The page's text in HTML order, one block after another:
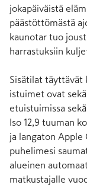
jokapäiväistä
päästöttömästä
kaunotar tuo
harrastuksiin
Sisätilat täyttävät
istuimet ovat
etuistuimissa
Iso 12,9 tuuman
ja langaton Apple
puhelimesi
alueinen
matkustajalle